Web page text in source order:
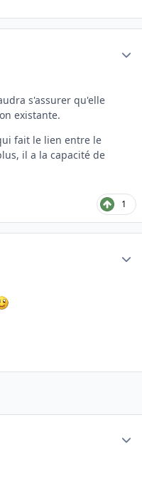
s'assurer qu'elle
existante.
fait le lien entre le
il a la capacité de
1